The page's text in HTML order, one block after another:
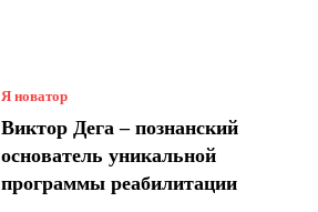
Я новатор
Виктор Дега – познанский
основатель уникальной
программы реабилитации